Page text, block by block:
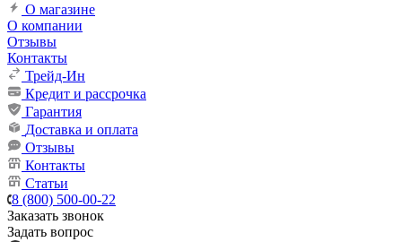
О магазине
О компании
Отзывы
Контакты
Трейд-Ин
Кредит и рассрочка
Гарантия
Доставка и оплата
Отзывы
Контакты
Статьи
8 (800) 500-00-22
Заказать звонок
Задать вопрос